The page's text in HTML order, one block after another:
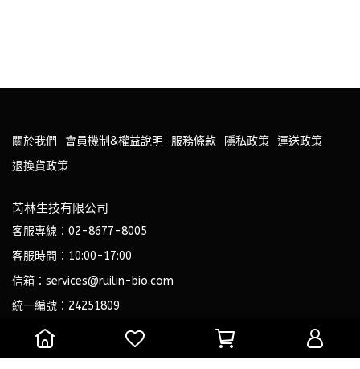
關於我們 會員機制&權益說明 服務條款 隱私政策 運送政策
退換貨政策
芮林生技有限公司
客服專線：02-8677-8005
客服時間：10:00-17:00
信箱：services@ruilin-bio.com
統一編號：24251809
專業藥師與營養師共同打造，安心有感的專業級保健品。